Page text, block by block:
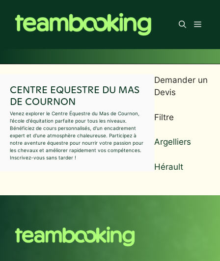
contenu
Menu
CENTRE EQUESTRE DU MAS
DE COURNON
Venez explorer le Centre Équestre du Mas de Cournon,
l'école d'équitation parfaite pour tous les niveaux.
Bénéficiez de cours personnalisés, d'un encadrement
expert et d'une atmosphère chaleureuse. Participez à
notre aventure équestre pour nourrir votre passion pour
les chevaux et améliorer rapidement vos compétences.
Inscrivez-vous sans tarder !
Demander un
Devis
Filtre
Argelliers
Hérault